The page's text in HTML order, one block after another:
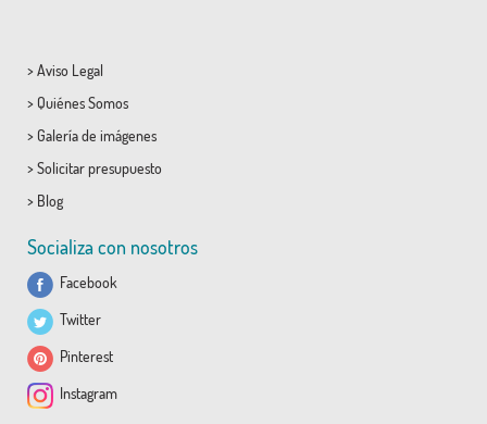
> Aviso Legal
> Quiénes Somos
> Galería de imágenes
> Solicitar presupuesto
> Blog
Socializa con nosotros
Facebook
Twitter
Pinterest
Instagram